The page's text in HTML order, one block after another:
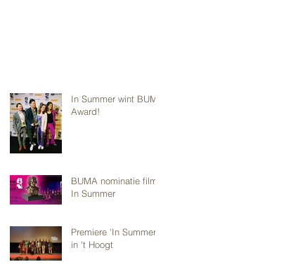
In Summer wint BUMA
Award!
BUMA nominatie film
In Summer
Premiere 'In Summer'
in 't Hoogt